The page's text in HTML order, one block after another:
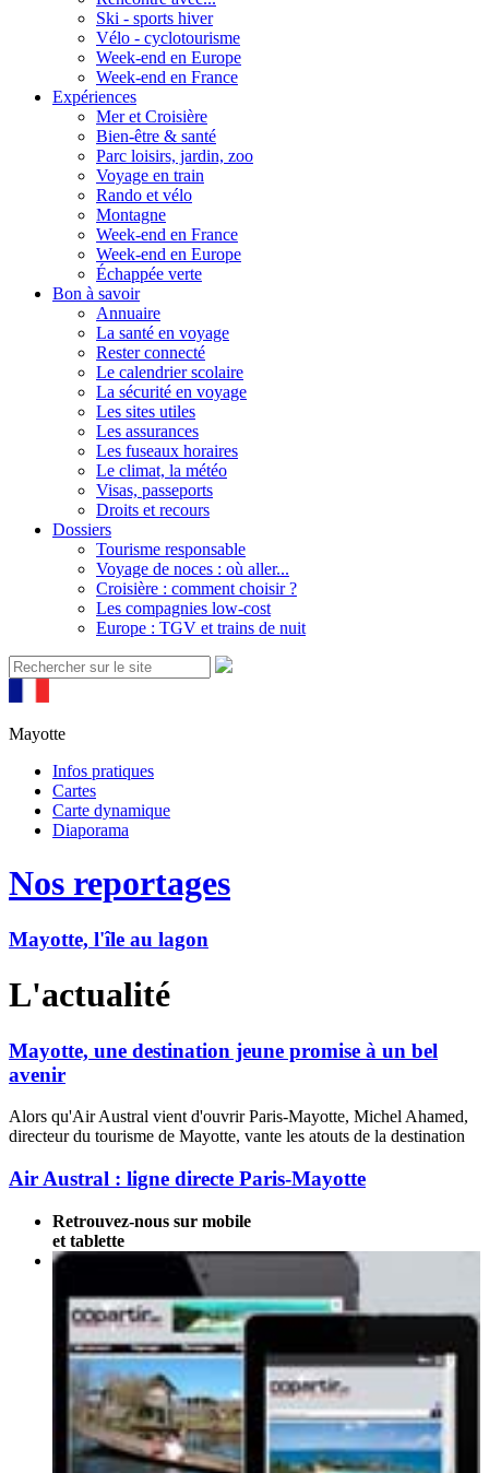
Ski - sports hiver
Vélo - cyclotourisme
Week-end en Europe
Week-end en France
Expériences
Mer et Croisière
Bien-être & santé
Parc loisirs, jardin, zoo
Voyage en train
Rando et vélo
Montagne
Week-end en France
Week-end en Europe
Échappée verte
Bon à savoir
Annuaire
La santé en voyage
Rester connecté
Le calendrier scolaire
La sécurité en voyage
Les sites utiles
Les assurances
Les fuseaux horaires
Le climat, la météo
Visas, passeports
Droits et recours
Dossiers
Tourisme responsable
Voyage de noces : où aller...
Croisière : comment choisir ?
Les compagnies low-cost
Europe : TGV et trains de nuit
Mayotte
Infos pratiques
Cartes
Carte dynamique
Diaporama
Nos reportages
Mayotte, l'île au lagon
L'actualité
Mayotte, une destination jeune promise à un bel
avenir
Alors qu'Air Austral vient d'ouvrir Paris-Mayotte, Michel Ahamed,
directeur du tourisme de Mayotte, vante les atouts de la destination
Air Austral : ligne directe Paris-Mayotte
Retrouvez-nous sur mobile
et tablette